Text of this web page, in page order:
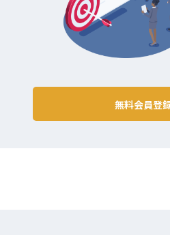
無料会員登